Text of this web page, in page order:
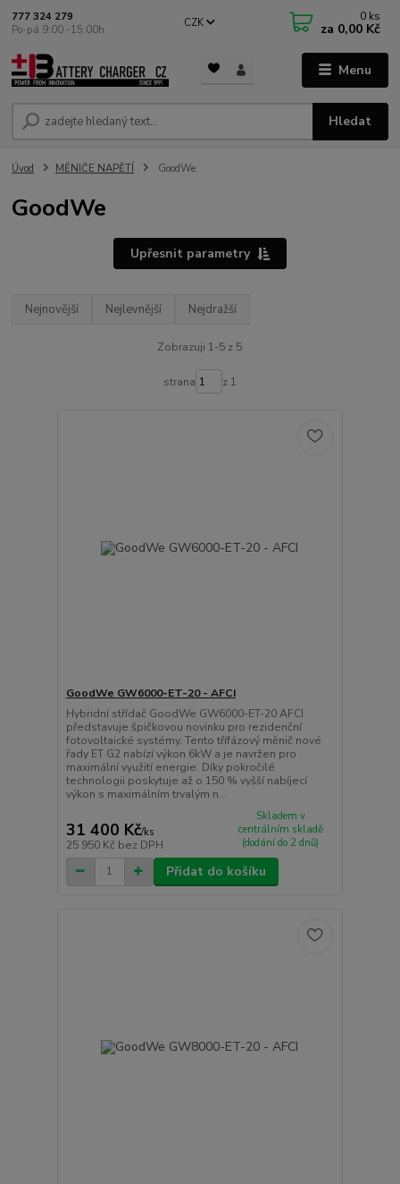
Menu
CZK
Hledat
777 324 279
Po-pá 9:00 -15:00h
0 ks
za 0,00 Kč
Úvod MĚNIČE NAPĚTÍ GoodWe
GoodWe
Upřesnit parametry
Nejnovější Nejlevnější Nejdražší
Zobrazuji 1-5 z 5
strana z 1
GoodWe GW6000-ET-20 - AFCI
Hybridní střídač GoodWe GW6000-ET-20 AFCI
představuje špičkovou novinku pro rezidenční
fotovoltaické systémy. Tento třífázový měnič nové
řady ET G2 nabízí výkon 6kW a je navržen pro
maximální využití energie. Díky pokročilé
technologii poskytuje až o 150 % vyšší nabíjecí
výkon s maximálním trvalým n...
31 400 Kč/ks
25 950 Kč bez DPH
Skladem v
centrálním skladě
(dodání do 2 dnů)
Přidat do košíku